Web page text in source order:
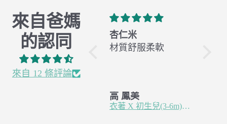
來自爸媽
的認同
來自 12 條評論
有機棉 X 全年經典
Classic
真的是新手媽媽的
愛用包巾，試過很
杏仁米
材質舒服柔軟
高 鳳美
衣著 X 初生兒(3-6m)紗布蝴蝶衣 - 杏仁米